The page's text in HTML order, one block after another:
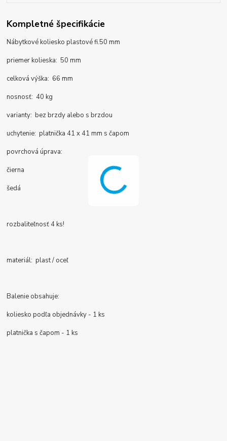
Kompletné špecifikácie
Nábytkové koliesko plastové fi.50 mm
priemer kolieska: 50 mm
celková výška: 66 mm
nosnosť: 40 kg
varianty: bez brzdy alebo s brzdou
uchytenie: platnička 41 x 41 mm s čapom
povrchová úprava:
čierna
šedá
rozbaliteľnosť 4 ks!
materiál: plast / oceľ
Balenie obsahuje:
koliesko podľa objednávky - 1 ks
platnička s čapom - 1 ks